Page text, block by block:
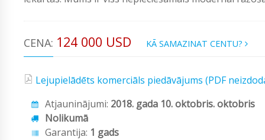
CENA: 124 000 USD KĀ SAMAZINAT CENTU?
Lejupielādēts komerciāls piedāvājums (PDF
Atjauninājumi: 2018. gada 10. oktobris. oktobris
Nolikumā
Garantija: 1 gads